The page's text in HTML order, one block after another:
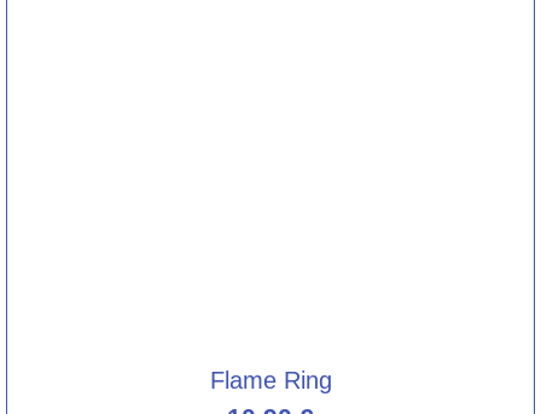
Flame Ring